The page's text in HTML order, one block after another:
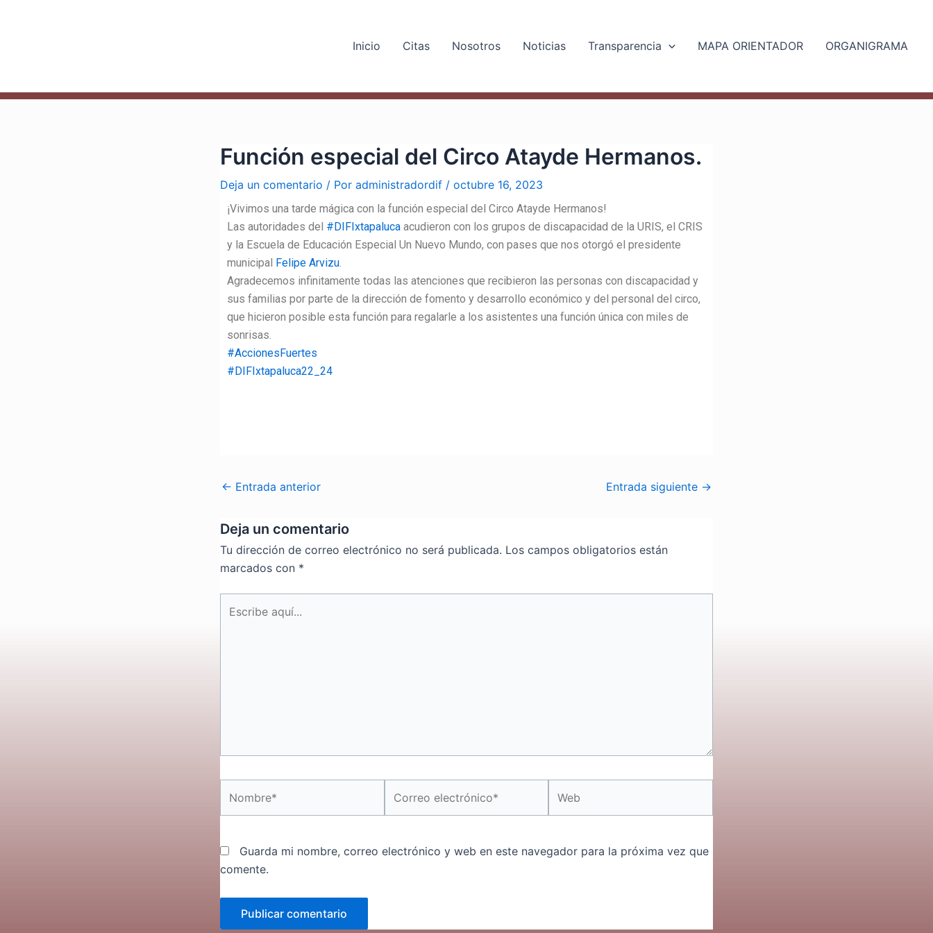
Inicio Citas Nosotros Noticias Transparencia MAPA ORIENTADOR ORGANIGRAMA
Función especial del Circo Atayde Hermanos.
Deja un comentario / Por administradordif / octubre 16, 2023
¡Vivimos una tarde mágica con la función especial del Circo Atayde Hermanos!
Las autoridades del #DIFIxtapaluca acudieron con los grupos de discapacidad de la URIS, el CRIS
y la Escuela de Educación Especial Un Nuevo Mundo, con pases que nos otorgó el presidente
municipal Felipe Arvizu.
Agradecemos infinitamente todas las atenciones que recibieron las personas con discapacidad y
sus familias por parte de la dirección de fomento y desarrollo económico y del personal del circo,
que hicieron posible esta función para regalarle a los asistentes una función única con miles de
sonrisas.
#AccionesFuertes
#DIFIxtapaluca22_24
← Entrada anterior Entrada siguiente →
Deja un comentario
Tu dirección de correo electrónico no será publicada. Los campos obligatorios están
marcados con *
aquí...
electrónico*
Guarda mi nombre, correo electrónico y web en este navegador para la próxima vez que
comente.